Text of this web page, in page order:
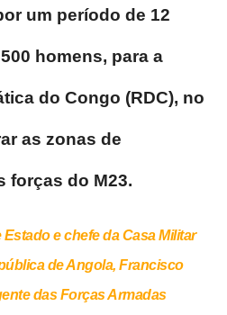
um período de 12
homens, para a
do Congo (RDC), no
as zonas de
forças do M23.
e chefe da Casa Militar
de Angola, Francisco
das Forças Armadas